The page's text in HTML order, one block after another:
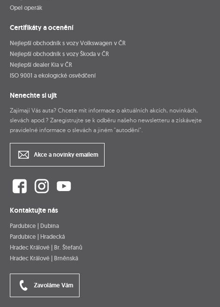
Opel operák
Certifikáty a ocenění
Nejlepší obchodník s vozy Volkswagen v ČR
Nejlepší obchodník s vozy Škoda v ČR
Nejlepší dealer Kia v ČR
ISO 9001 a ekologické osvědčení
Nenechte si ujít
Zajímají Vás auta? Chcete mít informace o aktuálních akcích, novinkách,
slevách apod.? Zaregistrujte se k odběru našeho newsletteru a získávejte
pravidelné informace o slevách a jiném "autodění".
Akce a novinky emailem
Kontaktujte nás
Pardubice | Dubina
Pardubice | Hradecká
Hradec Králové | Br. Štefanů
Hradec Králové | Brněnská
Zavoláme Vám